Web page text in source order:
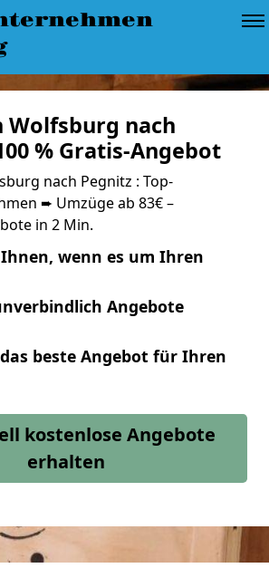
Wolfsburg nach
% Gratis-Angebot
nach Pegnitz : Top-
➨ Umzüge ab 83€ –
in 2 Min.
wenn es um Ihren
Angebote
beste Angebot für Ihren
kostenlose Angebote
erhalten